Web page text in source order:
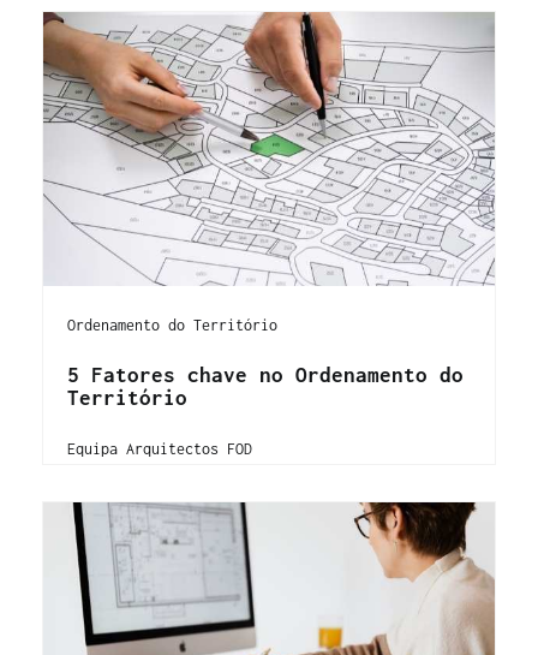
Ordenamento do Território
5 Fatores chave no Ordenamento do
Território
Equipa Arquitectos FOD